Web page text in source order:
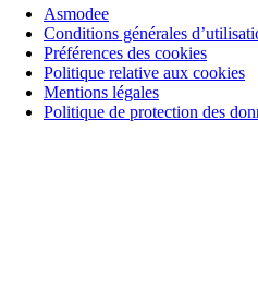
Asmodee
Conditions générales
Préférences des cookies
Politique relative aux cookies
Mentions légales
Politique de protection des